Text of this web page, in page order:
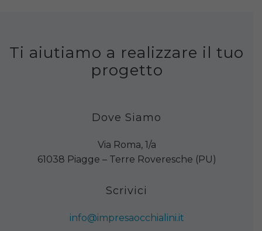
Ti aiutiamo a realizzare il tuo
progetto
Dove Siamo
Via Roma, 1/a
61038 Piagge – Terre Roveresche (PU)
Scrivici
info@impresaocchialini.it